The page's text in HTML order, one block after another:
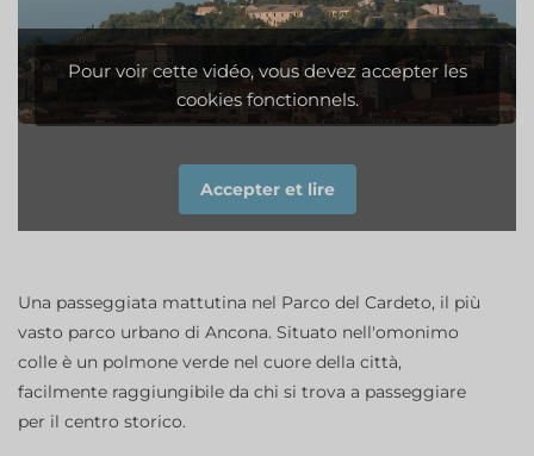
Pour voir cette vidéo, vous devez accepter les
cookies fonctionnels.
Accepter et lire
Una passeggiata mattutina nel Parco del Cardeto, il più
vasto parco urbano di Ancona. Situato nell'omonimo
colle è un polmone verde nel cuore della città,
facilmente raggiungibile da chi si trova a passeggiare
per il centro storico.